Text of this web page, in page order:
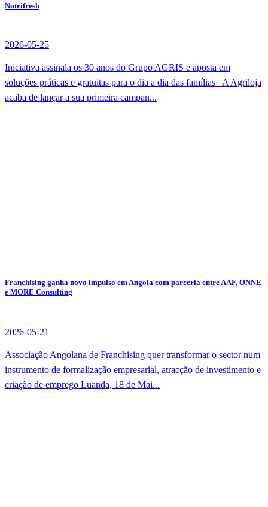
Nutrifresh
2026-05-25
Iniciativa assinala os 30 anos do Grupo AGRIS e aposta em
soluções práticas e gratuitas para o dia a dia das famílias A Agriloja
acaba de lançar a sua primeira campan...
Franchising ganha novo impulso em Angola com parceria entre AAF, ONNE
e MORE Consulting
2026-05-21
Associação Angolana de Franchising quer transformar o sector num
instrumento de formalização empresarial, atracção de investimento e
criação de emprego Luanda, 18 de Mai...